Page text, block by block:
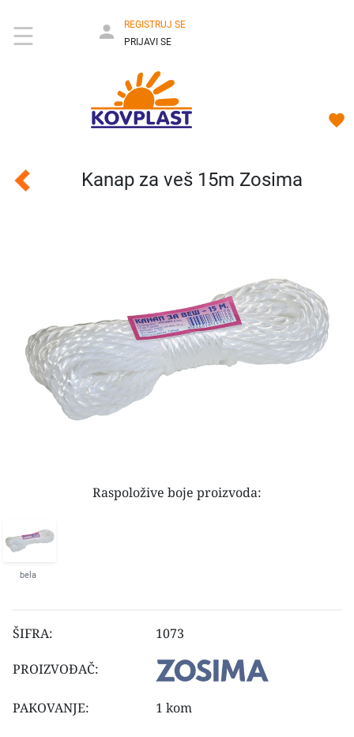
REGISTRUJ SE
PRIJAVI SE
Kanap za veš 15m Zosima
Raspoložive boje proizvoda:
bela
ŠIFRA: 1073
PROIZVOĐAČ:
PAKOVANJE: 1 kom